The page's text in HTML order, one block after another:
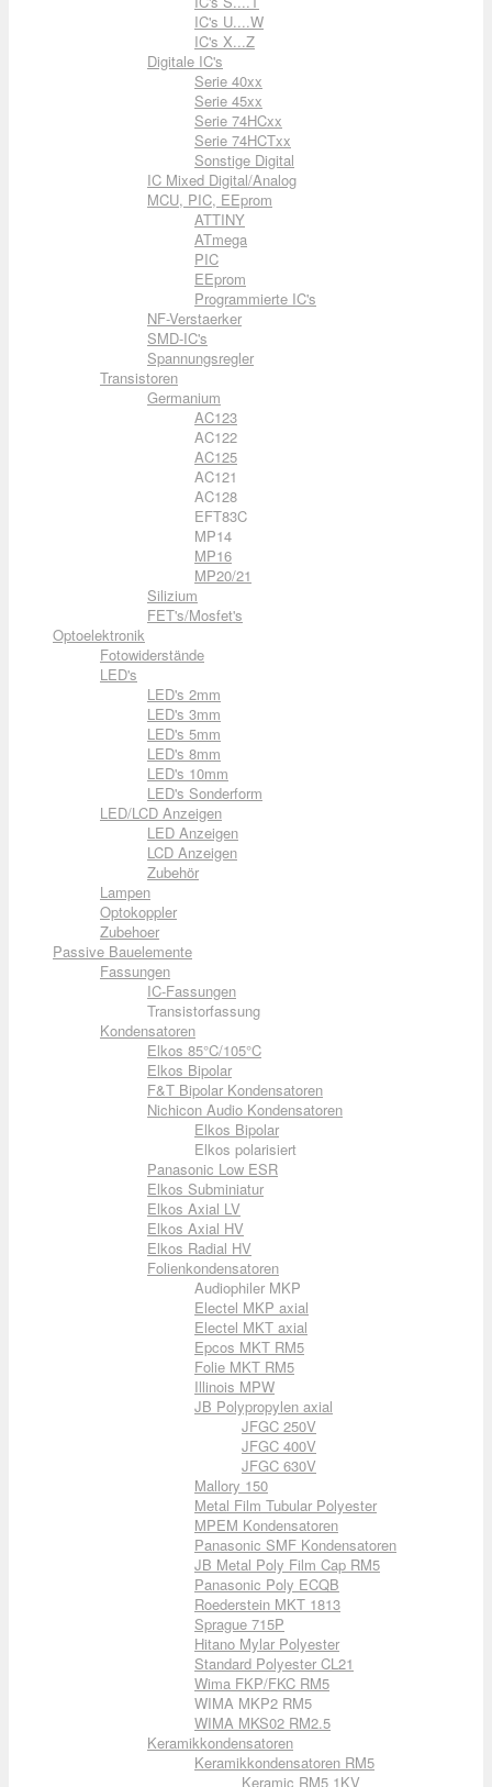
IC's U....W
IC's X...Z
Digitale IC's
Serie 40xx
Serie 45xx
Serie 74HCxx
Serie 74HCTxx
Sonstige Digital
IC Mixed Digital/Analog
MCU, PIC, EEprom
ATTINY
ATmega
PIC
EEprom
Programmierte IC's
NF-Verstaerker
SMD-IC's
Spannungsregler
Transistoren
Germanium
AC123
AC122
AC125
AC121
AC128
EFT83C
MP14
MP16
MP20/21
Silizium
FET's/Mosfet's
Optoelektronik
Fotowiderstände
LED's
LED's 2mm
LED's 3mm
LED's 5mm
LED's 8mm
LED's 10mm
LED's Sonderform
LED/LCD Anzeigen
LED Anzeigen
LCD Anzeigen
Zubehör
Lampen
Optokoppler
Zubehoer
Passive Bauelemente
Fassungen
IC-Fassungen
Transistorfassung
Kondensatoren
Elkos 85°C/105°C
Elkos Bipolar
F&T Bipolar Kondensatoren
Nichicon Audio Kondensatoren
Elkos Bipolar
Elkos polarisiert
Panasonic Low ESR
Elkos Subminiatur
Elkos Axial LV
Elkos Axial HV
Elkos Radial HV
Folienkondensatoren
Audiophiler MKP
Electel MKP axial
Electel MKT axial
Epcos MKT RM5
Folie MKT RM5
Illinois MPW
JB Polypropylen axial
JFGC 250V
JFGC 400V
JFGC 630V
Mallory 150
Metal Film Tubular Polyester
MPEM Kondensatoren
Panasonic SMF Kondensatoren
JB Metal Poly Film Cap RM5
Panasonic Poly ECQB
Roederstein MKT 1813
Sprague 715P
Hitano Mylar Polyester
Standard Polyester CL21
Wima FKP/FKC RM5
WIMA MKP2 RM5
WIMA MKS02 RM2.5
Keramikkondensatoren
Keramikkondensatoren RM5
Keramic RM5 1KV